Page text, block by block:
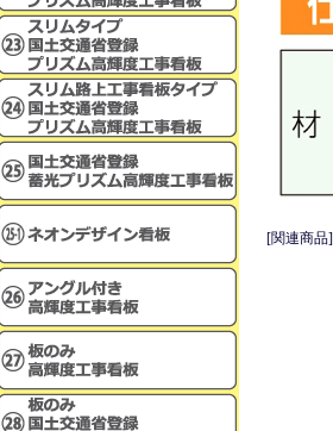
[関連商品]